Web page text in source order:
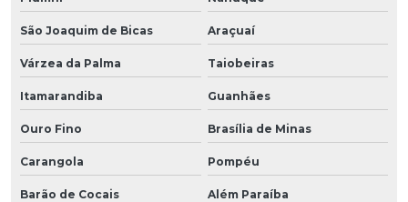
São Joaquim de Bicas Araçuaí
Várzea da Palma Taiobeiras
Itamarandiba Guanhães
Ouro Fino Brasília de Minas
Carangola Pompéu
Barão de Cocais Além Paraíba